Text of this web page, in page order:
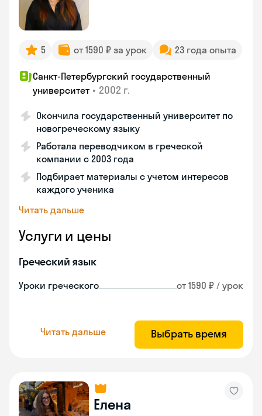
5 от 1590 ₽ за урок 23 года опыта
Санкт-Петербургский государственный
университет • 2002 г.
Окончила государственный университет по
новогреческому языку
Работала переводчиком в греческой
компании с 2003 года
Подбирает материалы с учетом интересов
каждого ученика
Читать дальше
Услуги и цены
Греческий язык
Уроки греческого от 1590 ₽ / урок
Читать дальше Выбрать время
Елена